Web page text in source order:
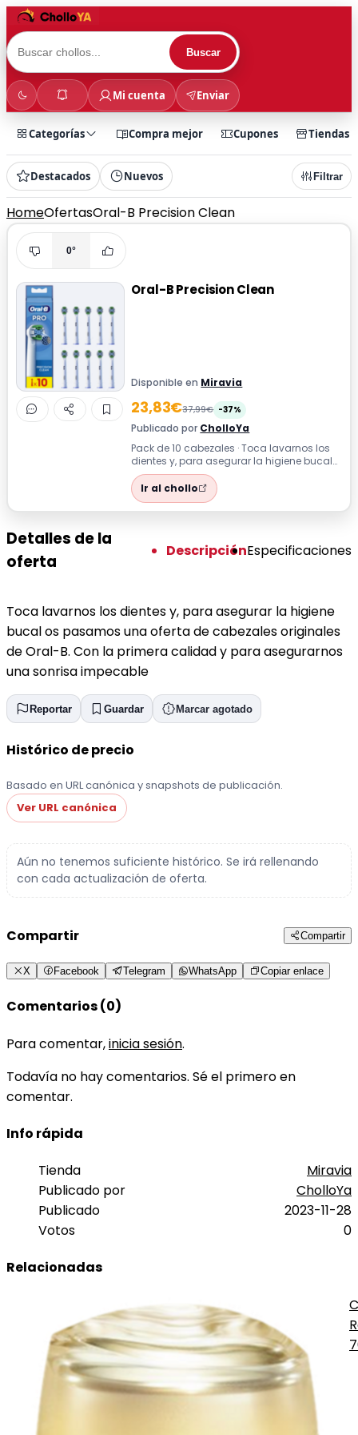
Buscar
Mi cuenta Enviar
Categorías Compra mejor Cupones Tiendas
Destacados Nuevos Filtrar
HomeOfertasOral-B Precision Clean
0°
Oral-B Precision Clean
Disponible en Miravia
23,83€37,99€ -37%
Publicado por CholloYa
Pack de 10 cabezales · Toca lavarnos los
dientes y, para asegurar la higiene bucal
os pasamos una oferta de cabezales...
Ir al chollo
Detalles de la
oferta
DescripciónEspecificaciones
Toca lavarnos los dientes y, para asegurar la higiene
bucal os pasamos una oferta de cabezales originales
de Oral-B. Con la primera calidad y para asegurarnos
una sonrisa impecable
Reportar Guardar Marcar agotado
Histórico de precio
Basado en URL canónica y snapshots de publicación.
Ver URL canónica
Aún no tenemos suficiente histórico. Se irá rellenando
con cada actualización de oferta.
Compartir Compartir
X Facebook Telegram WhatsApp Copiar enlace
Comentarios (0)
Para comentar,inicia sesión.
Todavía no hay comentarios. Sé el primero en
comentar.
Info rápida
Tienda
Miravia
Publicado por
CholloYa
Publicado
2023-11-28
Votos
0
Relacionadas